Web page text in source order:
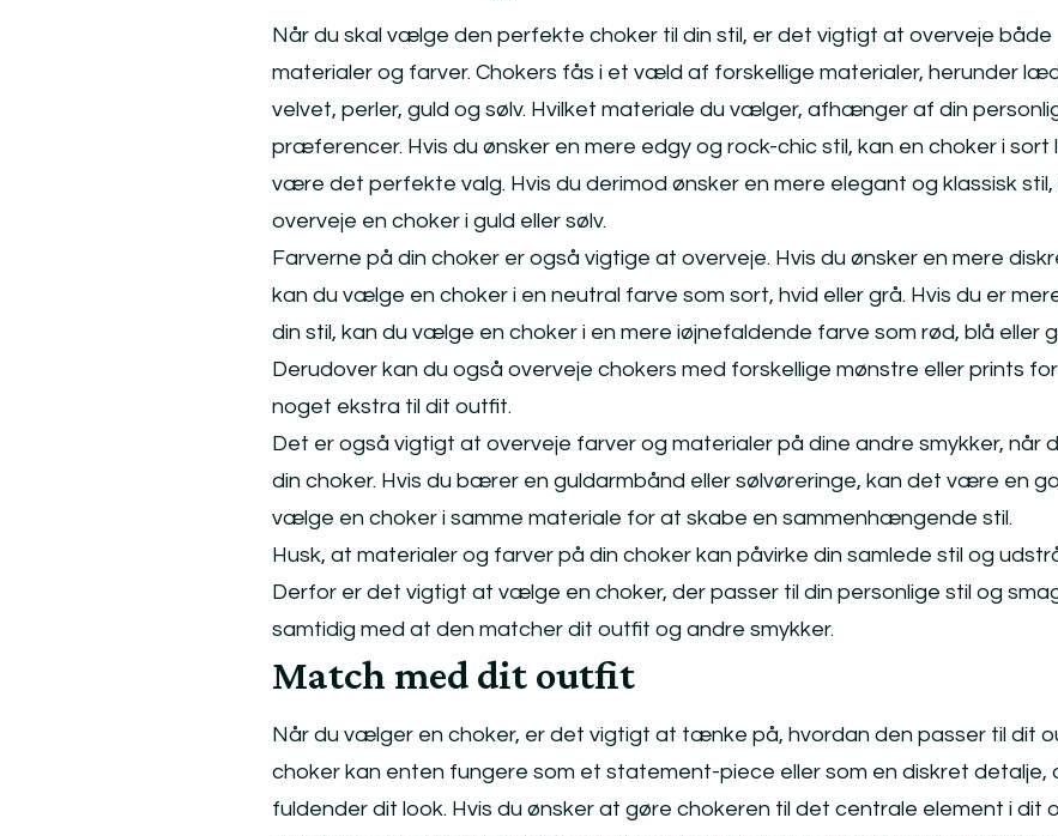
Når du skal vælge den perfekte choker til din stil, er det vigtigt at overveje både
materialer og farver. Chokers fås i et væld af forskellige materialer, herunder
velvet, perler, guld og sølv. Hvilket materiale du vælger, afhænger af din
præferencer. Hvis du ønsker en mere edgy og rock-chic stil, kan en choker i
være det perfekte valg. Hvis du derimod ønsker en mere elegant og klassisk stil,
overveje en choker i guld eller sølv.
Farverne på din choker er også vigtige at overveje. Hvis du ønsker en mere
kan du vælge en choker i en neutral farve som sort, hvid eller grå. Hvis du er
din stil, kan du vælge en choker i en mere iøjnefaldende farve som rød, blå eller
Derudover kan du også overveje chokers med forskellige mønstre eller prints
noget ekstra til dit outfit.
Det er også vigtigt at overveje farver og materialer på dine andre smykker, når
din choker. Hvis du bærer en guldarmbånd eller sølvøreringe, kan det være en
vælge en choker i samme materiale for at skabe en sammenhængende stil.
Husk, at materialer og farver på din choker kan påvirke din samlede stil og
Derfor er det vigtigt at vælge en choker, der passer til din personlige stil og
samtidig med at den matcher dit outfit og andre smykker.
Match med dit outfit
Når du vælger en choker, er det vigtigt at tænke på, hvordan den passer til dit
choker kan enten fungere som et statement-piece eller som en diskret detalje,
fuldender dit look. Hvis du ønsker at gøre chokeren til det centrale element i dit